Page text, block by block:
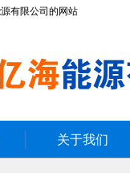
有限公司的网站
关于我们